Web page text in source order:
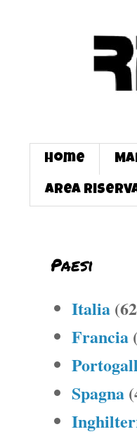
Home
Area
Paesi
Italia
Francia
Spagna